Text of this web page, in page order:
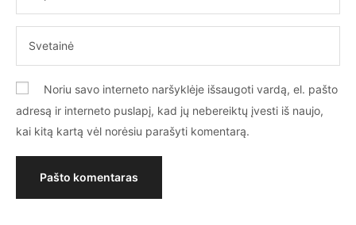
Noriu savo interneto naršyklėje išsaugoti vardą, el. pašto
adresą ir interneto puslapį, kad jų nebereiktų įvesti iš naujo,
kai kitą kartą vėl norėsiu parašyti komentarą.